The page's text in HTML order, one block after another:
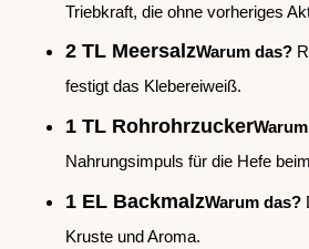
Triebkraft, die ohne vorheriges
2 TL MeersalzWarum das?
festigt das Klebereiweiß.
1 TL Rohrohrzucker
Nahrungsimpuls für die Hefe
1 EL BackmalzWarum das?
Kruste und Aroma.